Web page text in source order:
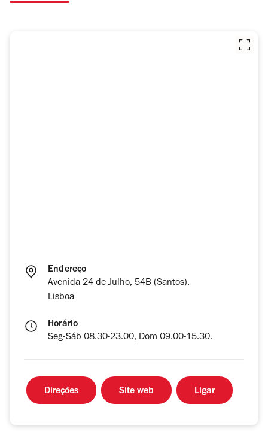
Endereço
Avenida 24 de Julho, 54B (Santos).
Lisboa
Horário
Seg-Sáb 08.30-23.00, Dom 09.00-15.30.
Direções Site web Ligar